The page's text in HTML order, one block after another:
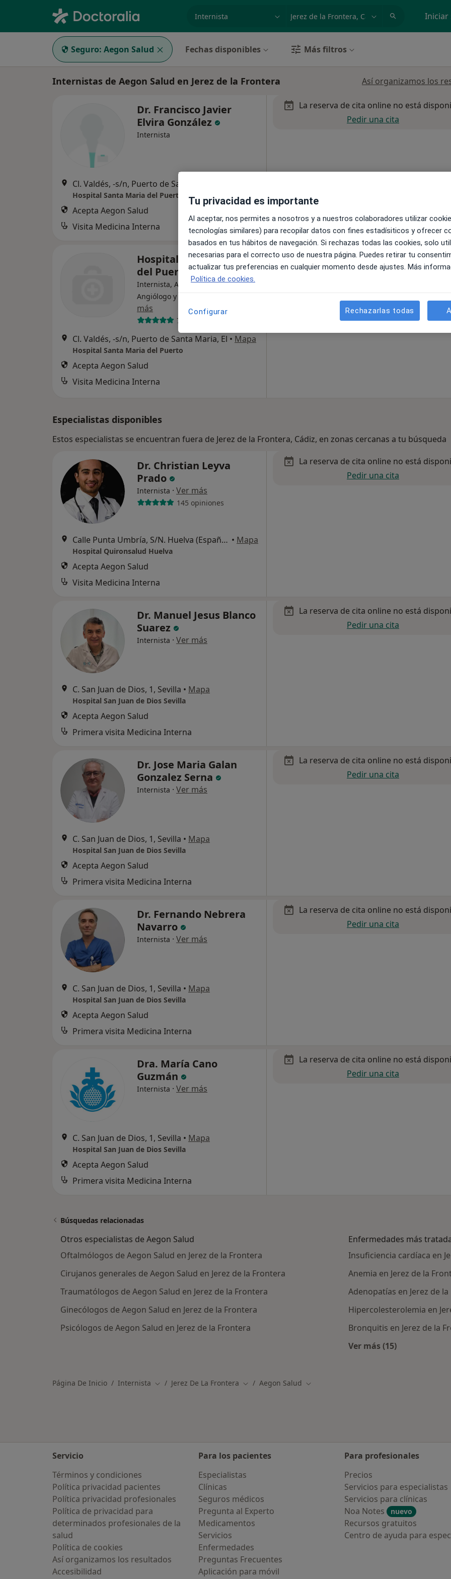
Iniciar
Seguro: Aegon Salud Fechas disponibles Más filtros
Internistas de Aegon Salud en Jerez de la Frontera Así organizamos los
Dr. Francisco Javier
Elvira González
Internista
Cl. Valdés, -s/n, Puerto de Santa Maria, El
Hospital Santa Maria del Puerto
Acepta Aegon Salud
Visita Medicina Interna
La reserva de cita online no está
Pedir una cita
Hospital Santa Maria
del Puerto
Internista, Analista clínico,
Angiólogo y cirujano vascular
más
70 opiniones
Cl. Valdés, -s/n, Puerto de Santa Maria, El • Mapa
Hospital Santa Maria del Puerto
Acepta Aegon Salud
Visita Medicina Interna
La reserva de cita online no está
Mostrar perfil
Especialistas disponibles
Estos especialistas se encuentran fuera de Jerez de la Frontera, Cádiz, en zonas cercanas a tu búsqueda
Dr. Christian Leyva
Prado
Internista · Ver más
145 opiniones
Calle Punta Umbría, S/N. Huelva (España), Huelva • Mapa
Hospital Quironsalud Huelva
Acepta Aegon Salud
Visita Medicina Interna
La reserva de cita online no está
Pedir una cita
Dr. Manuel Jesus Blanco
Suarez
Internista · Ver más
C. San Juan de Dios, 1, Sevilla • Mapa
Hospital San Juan de Dios Sevilla
Acepta Aegon Salud
Primera visita Medicina Interna
La reserva de cita online no está
Pedir una cita
Dr. Jose Maria Galan
Gonzalez Serna
Internista · Ver más
C. San Juan de Dios, 1, Sevilla • Mapa
Hospital San Juan de Dios Sevilla
Acepta Aegon Salud
Primera visita Medicina Interna
La reserva de cita online no está
Pedir una cita
Dr. Fernando Nebrera
Navarro
Internista · Ver más
C. San Juan de Dios, 1, Sevilla • Mapa
Hospital San Juan de Dios Sevilla
Acepta Aegon Salud
Primera visita Medicina Interna
La reserva de cita online no está
Pedir una cita
Dra. María Cano
Guzmán
Internista · Ver más
C. San Juan de Dios, 1, Sevilla • Mapa
Hospital San Juan de Dios Sevilla
Acepta Aegon Salud
Primera visita Medicina Interna
La reserva de cita online no está
Pedir una cita
Búsquedas relacionadas
Otros especialistas de Aegon Salud
Oftalmólogos de Aegon Salud en Jerez de la Frontera
Cirujanos generales de Aegon Salud en Jerez de la Frontera
Traumatólogos de Aegon Salud en Jerez de la Frontera
Ginecólogos de Aegon Salud en Jerez de la Frontera
Psicólogos de Aegon Salud en Jerez de la Frontera
Enfermedades más
Insuficiencia cardíaca en
Anemia en Jerez de la
Adenopatías en Jerez de
Hipercolesterolemia en
Bronquitis en Jerez de la
Ver más (15)
Página De Inicio Internista Cambiar de ciudad
Jerez De La Frontera Cambiar de ciudad
Aegon Salud Cambiar de ciudad
Servicio
Términos y condiciones
Política privacidad pacientes
Política privacidad profesionales
Política de privacidad para
determinados profesionales de la
salud
Política de cookies
Así organizamos los resultados
Accesibilidad
Para los pacientes
Especialistas
Clínicas
Seguros médicos
Pregunta al Experto
Medicamentos
Servicios
Enfermedades
Preguntas Frecuentes
Aplicación para móvil
Para profesionales
Precios
Servicios para especialistas
Servicios para clínicas
Noa Notes
nuevo
Recursos gratuitos
Centro de ayuda para
Tu privacidad es importante
Al aceptar, nos permites a nosotros y a nuestros colaboradores utilizar
tecnologías similares) para recopilar datos con fines estadísiticos y ofrecer
basados en tus hábitos de navegación. Si rechazas todas las cookies, solo
necesarias para el correcto uso de nuestra página. Puedes retirar tu
actualizar tus preferencias en cualquier momento desde ajustes. Más
Política de cookies.
Configurar Rechazarlas todas